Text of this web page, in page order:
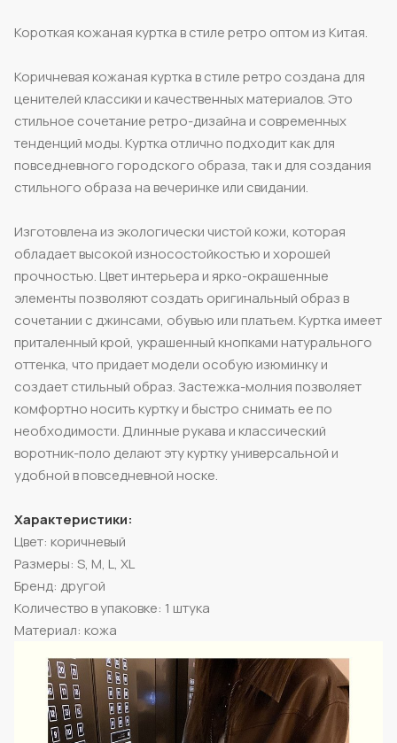
Короткая кожаная куртка в стиле ретро оптом из Китая.
Коричневая кожаная куртка в стиле ретро создана для
ценителей классики и качественных материалов. Это
стильное сочетание ретро-дизайна и современных
тенденций моды. Куртка отлично подходит как для
повседневного городского образа, так и для создания
стильного образа на вечеринке или свидании.
Изготовлена из экологически чистой кожи, которая
обладает высокой износостойкостью и хорошей
прочностью. Цвет интерьера и ярко-окрашенные
элементы позволяют создать оригинальный образ в
сочетании с джинсами, обувью или платьем. Куртка имеет
приталенный крой, украшенный кнопками натурального
оттенка, что придает модели особую изюминку и
создает стильный образ. Застежка-молния позволяет
комфортно носить куртку и быстро снимать ее по
необходимости. Длинные рукава и классический
воротник-поло делают эту куртку универсальной и
удобной в повседневной носке.
Характеристики:
Цвет: коричневый
Размеры: S, M, L, XL
Бренд: другой
Количество в упаковке: 1 штука
Материал: кожа